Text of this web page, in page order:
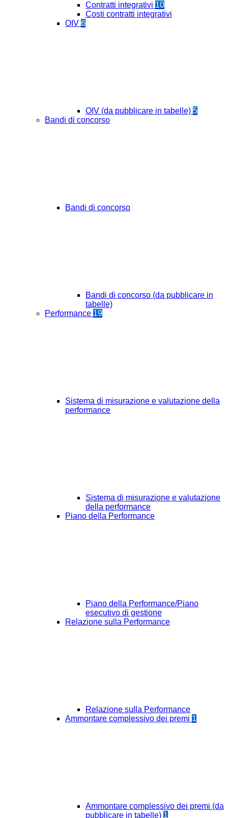
Contratti integrativi 10
Costi contratti integrativi
OIV 6
OIV (da pubblicare in tabelle) 5
Bandi di concorso
Bandi di concorso
Bandi di concorso (da pubblicare in
tabelle)
Performance 19
Sistema di misurazione e valutazione della
performance
Sistema di misurazione e valutazione
della performance
Piano della Performance
Piano della Performance/Piano
esecutivo di gestione
Relazione sulla Performance
Relazione sulla Performance
Ammontare complessivo dei premi 1
Ammontare complessivo dei premi (da
pubblicare in tabelle) 1